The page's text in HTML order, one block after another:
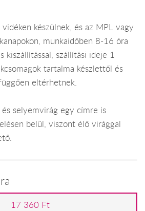
készülnek, és az MPL vagy
munkaidőben 8-16 óra
kiszállítással, szállítási ideje 1
tartalma készlettől és
eltérhetnek.
és selyemvirág egy címre is
belül, viszont élő virággal
17 360 Ft